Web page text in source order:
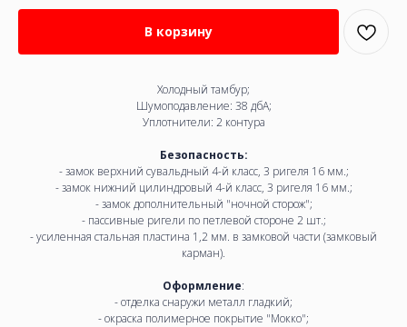
В корзину
Холодный тамбур;
Шумоподавление: 38 дбА;
Уплотнители: 2 контура
Безопасность:
- замок верхний сувальдный 4-й класс, 3 ригеля 16 мм.;
- замок нижний цилиндровый 4-й класс, 3 ригеля 16 мм.;
- замок дополнительный "ночной сторож";
- пассивные ригели по петлевой стороне 2 шт.;
- усиленная стальная пластина 1,2 мм. в замковой части (замковый
карман).
Оформление:
- отделка снаружи металл гладкий;
- окраска полимерное покрытие "Мокко";